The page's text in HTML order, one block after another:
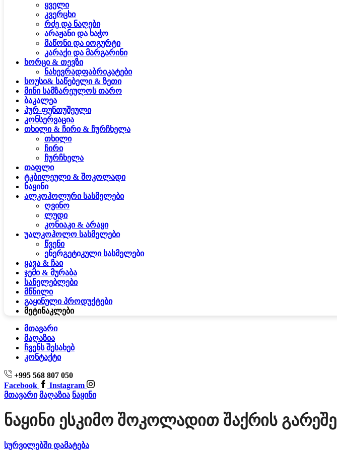
ყველი
კვერცხი
რძე და ნაღები
არაჟანი და ხაჭო
მაწონი და იოგურტი
კარაქი და მარგარინი
ხორცი & თევზი
ნახევრადფაბრიკატები
სოუსი& საწებელი & ზეთი
მინი სამზარეულოს თარო
ბაკალეა
პურ-ფუნთუშეული
კონსერვაცია
თხილი & ჩირი & ჩურჩხელა
თხილი
ჩირი
ჩურჩხელა
თაფლი
ტკბილეული & შოკოლადი
ნაყინი
ალკოჰოლური სასმელები
ღვინო
ლუდი
კონიაკი & არაყი
უალკოჰოლო სასმელები
წვენი
ენერგეტიკული სასმელები
ყავა & ჩაი
ჯემი & მურაბა
სანელებლები
მწნილი
გაყინული პროდუქტები
მეტინაკლები
მთავარი
მაღაზია
ჩვენს შესახებ
კონტაქტი
+995 568 807 050
Facebook
Instagram
მთავარი მაღაზია ნაყინი
Ნაყინი Ესკიმო Შოკოლადით Შაქრის Გარეშე
სურვილებში დამატება